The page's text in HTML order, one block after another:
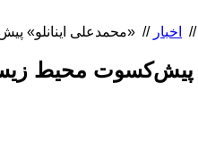
// اخبار //